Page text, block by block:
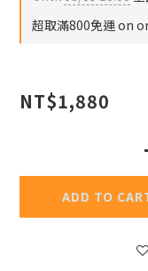
超取滿800免運 on
NT$1,880
ADD TO